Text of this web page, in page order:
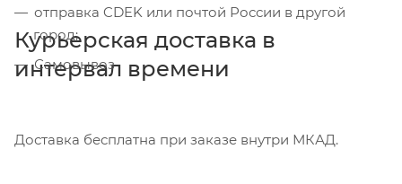
отправка CDEK или почтой России в другой
город;
Самовывоз
Курьерская доставка в
интервал времени
Доставка бесплатна при заказе внутри МКАД.